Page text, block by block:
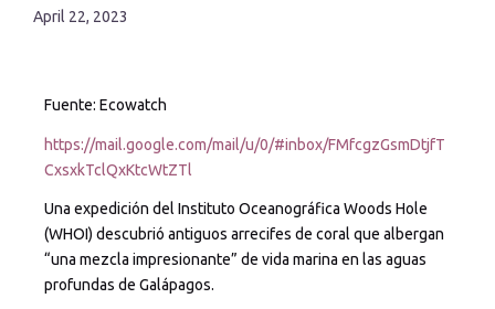
April 22, 2023
Fuente: Ecowatch
https://mail.google.com/mail/u/0/#inbox/FMfcgzGsmDtjfT
CxsxkTclQxKtcWtZTl
Una expedición del Instituto Oceanográfica Woods Hole
(WHOI) descubrió antiguos arrecifes de coral que albergan
“una mezcla impresionante” de vida marina en las aguas
profundas de Galápagos.